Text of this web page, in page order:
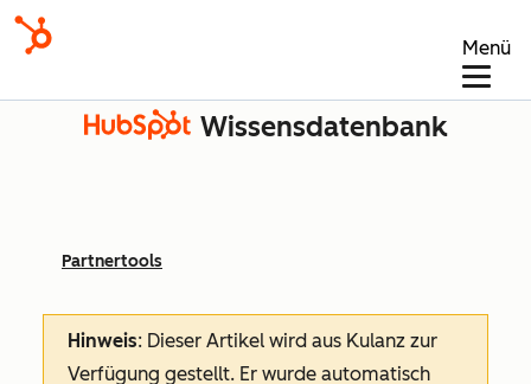
Menü
Wissensdatenbank
Partnertools
Hinweis: Dieser Artikel wird aus Kulanz zur
Verfügung gestellt. Er wurde automatisch